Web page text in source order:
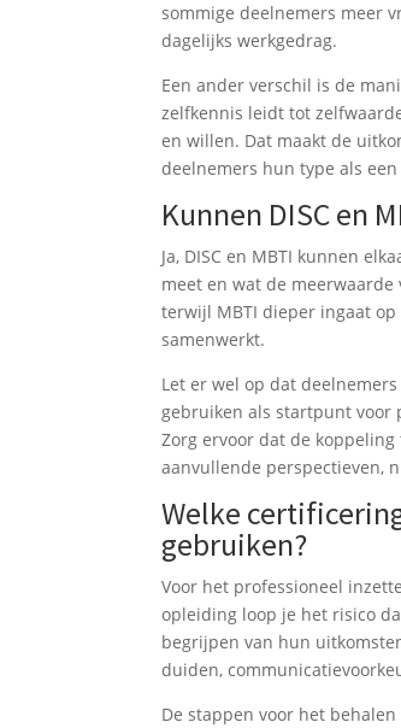
sommige deelnemers meer
dagelijks werkgedrag.
Een ander verschil is de
zelfkennis leidt tot
en willen. Dat maakt de
deelnemers hun type als
Kunnen DISC en
Ja, DISC en MBTI kunnen
meet en wat de
terwijl MBTI dieper ingaat
samenwerkt.
Let er wel op dat
gebruiken als startpunt voor
Zorg ervoor dat de
aanvullende perspectieven,
Welke
gebruiken?
Voor het professioneel
opleiding loop je het risico
begrijpen van hun
duiden,
De stappen voor het